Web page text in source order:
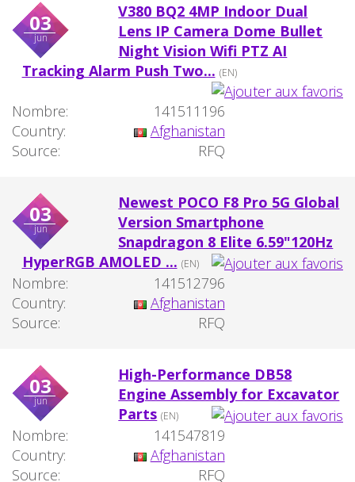
03
jun
V380 BQ2 4MP Indoor Dual
Lens IP Camera Dome Bullet
Night Vision Wifi PTZ AI
Tracking Alarm Push Two... (EN)
Nombre:
141511196
Country:
Afghanistan
Source:
RFQ
03
jun
Newest POCO F8 Pro 5G Global
Version Smartphone
Snapdragon 8 Elite 6.59"120Hz
HyperRGB AMOLED ... (EN)
Nombre:
141512796
Country:
Afghanistan
Source:
RFQ
03
jun
High-Performance DB58
Engine Assembly for Excavator
Parts (EN)
Nombre:
141547819
Country:
Afghanistan
Source:
RFQ